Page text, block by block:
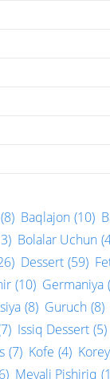
(8) Baqlajon (10)
Bolalar Uchun
Dessert (59)
(10) Germaniya
(8) Guruch (8)
Issiq Dessert (5)
(7) Kofe (4)
Mevali Pishiriq